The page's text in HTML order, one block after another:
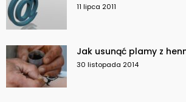
11 lipca 2011
Jak usunąć plamy z
30 listopada 2014